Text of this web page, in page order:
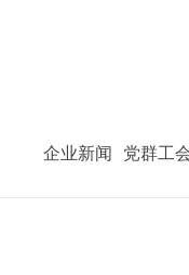
企业新闻 党群工